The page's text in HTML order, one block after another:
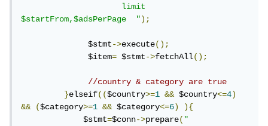
limit
$startFrom,$adsPerPage  ");
$stmt->execute();
$item= $stmt->fetchAll();
//country & category are true
}elseif(($country>=1 && $country<=4)
&&
($category>=1 && $category<=6)
){
$stmt=$conn->prepare("